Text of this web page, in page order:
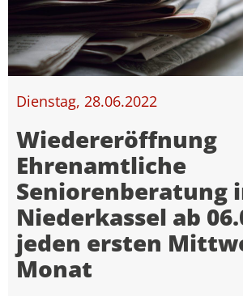
Dienstag, 28.06.2022
Wiedereröffnung
Ehrenamtliche
Seniorenberatung
Niederkassel ab
jeden ersten
Monat